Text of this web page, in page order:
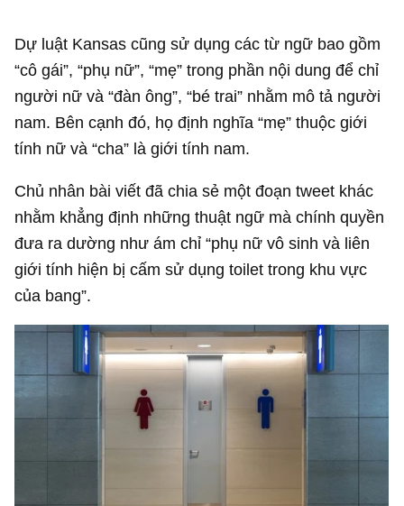
Dự luật Kansas cũng sử dụng các từ ngữ bao gồm
“cô gái”, “phụ nữ”, “mẹ” trong phần nội dung để chỉ
người nữ và “đàn ông”, “bé trai” nhằm mô tả người
nam. Bên cạnh đó, họ định nghĩa “mẹ” thuộc giới
tính nữ và “cha” là giới tính nam.
Chủ nhân bài viết đã chia sẻ một đoạn tweet khác
nhằm khẳng định những thuật ngữ mà chính quyền
đưa ra dường như ám chỉ “phụ nữ vô sinh và liên
giới tính hiện bị cấm sử dụng toilet trong khu vực
của bang”.